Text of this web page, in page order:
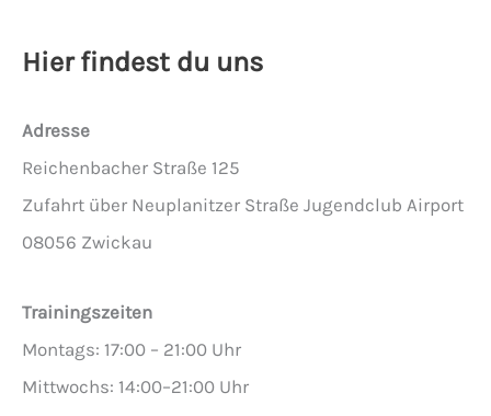
Hier findest du uns
Adresse
Reichenbacher Straße 125
Zufahrt über Neuplanitzer Straße Jugendclub Airport
08056 Zwickau
Trainingszeiten
Montags: 17:00 – 21:00 Uhr
Mittwochs: 14:00–21:00 Uhr